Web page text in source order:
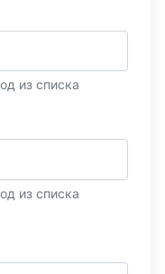
из списка
из списка